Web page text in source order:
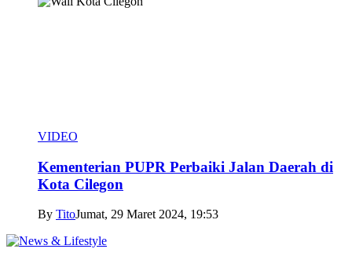
VIDEO
Kementerian PUPR Perbaiki Jalan Daerah di
Kota Cilegon
By TitoJumat, 29 Maret 2024, 19:53